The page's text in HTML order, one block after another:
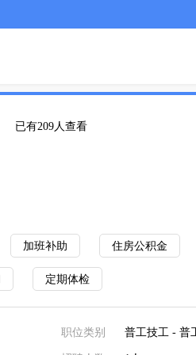
已有209人查看
加班补助 住房公积金
定期体检
职位类别 普工技工 - 普